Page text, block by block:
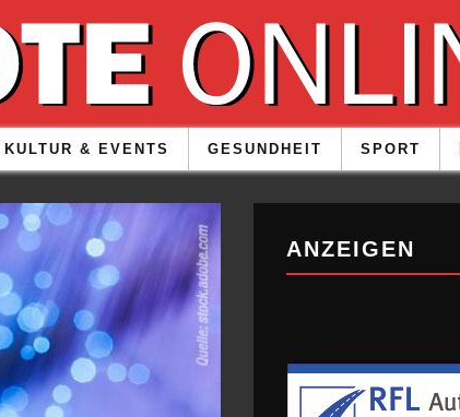
KULTUR & EVENTS GESUNDHEIT SPORT
ANZEIGEN